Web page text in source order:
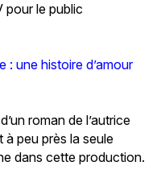
pour le public
: une histoire d’amour
roman de l’autrice
peu près la seule
dans cette production.